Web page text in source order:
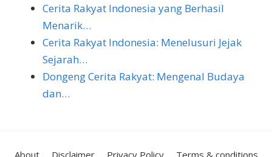
Cerita Rakyat Indonesia yang Berhasil
Menarik…
Cerita Rakyat Indonesia: Menelusuri Jejak
Sejarah…
Dongeng Cerita Rakyat: Mengenal Budaya
dan…